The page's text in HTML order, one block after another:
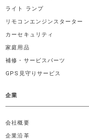
ライト ランプ
リモコンエンジンスターター
カーセキュリティ
家庭用品
補修・サービスパーツ
GPS見守りサービス
企業
会社概要
企業沿革